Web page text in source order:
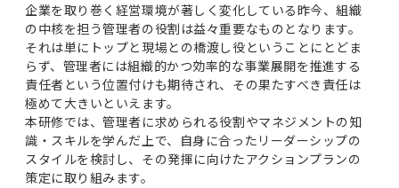
企業を取り巻く経営環境が著しく変化している昨今、組織
の中核を担う管理者の役割は益々重要なものとなります。
それは単にトップと現場との橋渡し役ということにとどま
らず、管理者には組織的かつ効率的な事業展開を推進する
責任者という位置付けも期待され、その果たすべき責任は
極めて大きいといえます。
本研修では、管理者に求められる役割やマネジメントの知
識・スキルを学んだ上で、自身に合ったリーダーシップの
スタイルを検討し、その発揮に向けたアクションプランの
策定に取り組みます。